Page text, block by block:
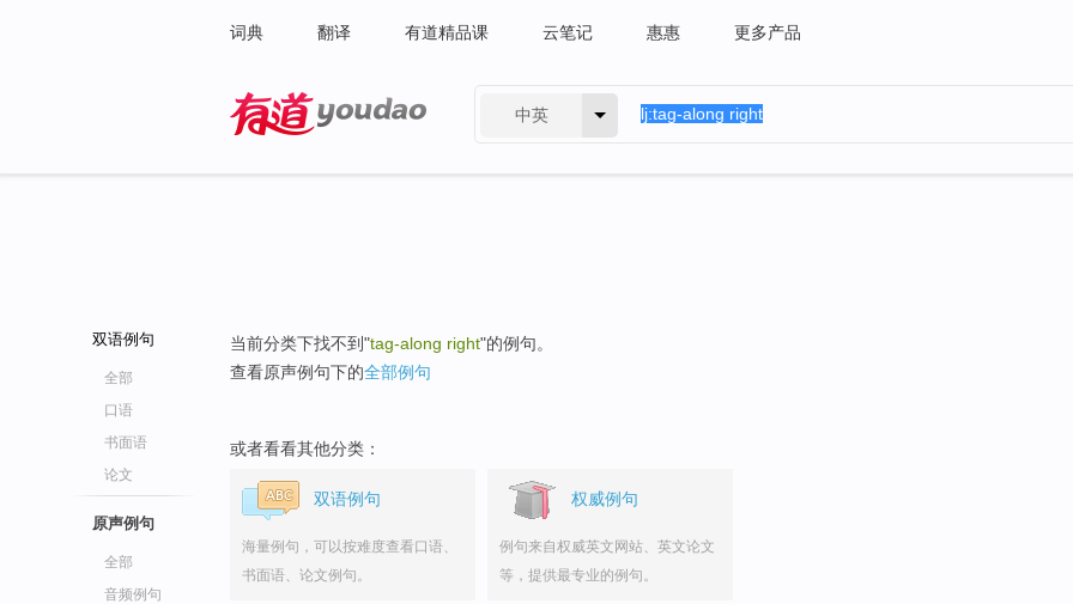
词典 翻译 有道精品课 云笔记 惠惠 更多产品
中英
双语例句
全部
口语
书面语
论文
原声例句
全部
音频例句
当前分类下找不到"tag-along right"的例句。
查看原声例句下的全部例句
或者看看其他分类：
双语例句
海量例句，可以按难度查看口语、
书面语、论文例句。
权威例句
例句来自权威英文网站、英文论文
等，提供最专业的例句。